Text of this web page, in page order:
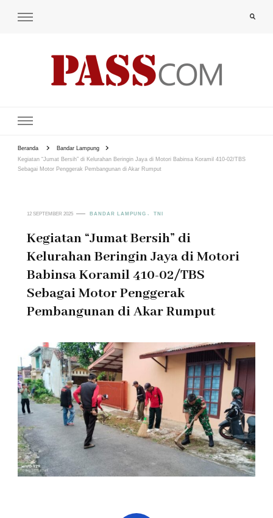
Beranda
Bandar Lampung
Kegiatan “Jumat Bersih” di Kelurahan Beringin Jaya di Motori Babinsa Koramil 410-02/TBS
Sebagai Motor Penggerak Pembangunan di Akar Rumput
12 SEPTEMBER 2025 BANDAR LAMPUNG TNI
Kegiatan “Jumat Bersih” di
Kelurahan Beringin Jaya di Motori
Babinsa Koramil 410-02/TBS
Sebagai Motor Penggerak
Pembangunan di Akar Rumput